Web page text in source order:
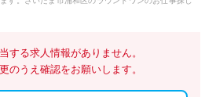
する求人情報がありません。
のうえ確認をお願いします。